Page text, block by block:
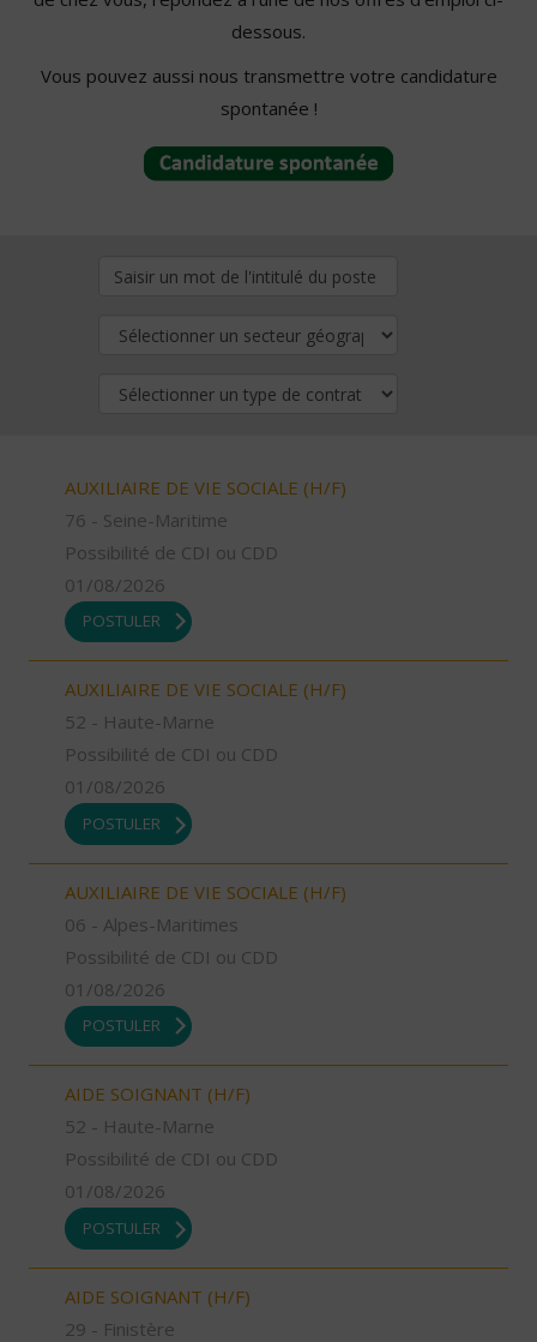
dessous.
Vous pouvez aussi nous transmettre votre candidature
spontanée !
AUXILIAIRE DE VIE SOCIALE (H/F)
76 - Seine-Maritime
Possibilité de CDI ou CDD
01/08/2026
POSTULER
AUXILIAIRE DE VIE SOCIALE (H/F)
52 - Haute-Marne
Possibilité de CDI ou CDD
01/08/2026
POSTULER
AUXILIAIRE DE VIE SOCIALE (H/F)
06 - Alpes-Maritimes
Possibilité de CDI ou CDD
01/08/2026
POSTULER
AIDE SOIGNANT (H/F)
52 - Haute-Marne
Possibilité de CDI ou CDD
01/08/2026
POSTULER
AIDE SOIGNANT (H/F)
29 - Finistère